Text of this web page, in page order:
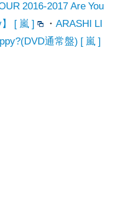
2016-2017 Are You
[ 嵐 ]
・ ARASHI LI
通常盤) [ 嵐 ]